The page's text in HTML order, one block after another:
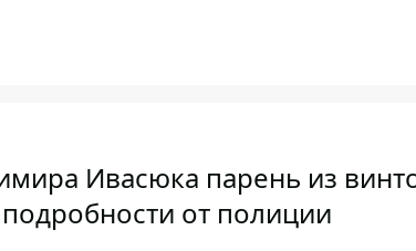
Ивасюка парень из
от полиции